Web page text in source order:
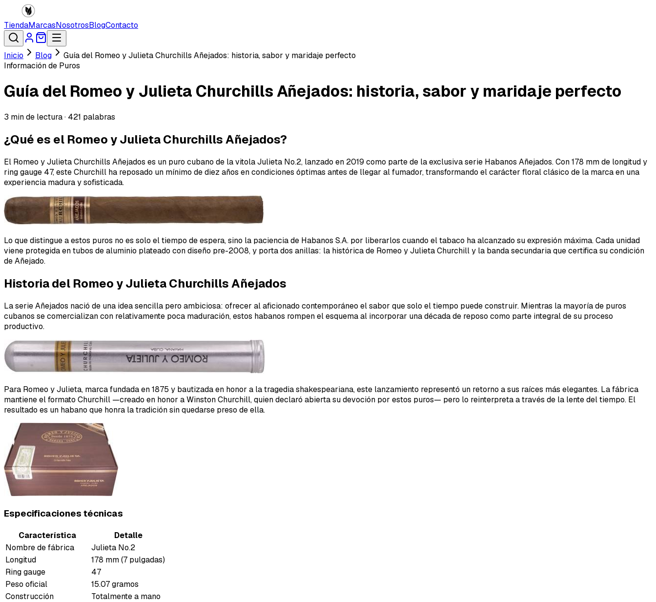
TiendaMarcasNosotrosBlogContacto
Inicio Blog
Guía del Romeo y Julieta Churchills Añejados: historia, sabor y maridaje perfecto
Información de Puros
Guía del Romeo y Julieta Churchills Añejados: historia, sabor y maridaje perfecto
3 min de lectura · 421 palabras
¿Qué es el Romeo y Julieta Churchills Añejados?
El Romeo y Julieta Churchills Añejados es un puro cubano de la vitola Julieta No.2, lanzado en 2019 como parte de la exclusiva serie Habanos Añejados. Con 178 mm de longitud y
ring gauge 47, este Churchill ha reposado un mínimo de diez años en condiciones óptimas antes de llegar al fumador, transformando el carácter floral clásico de la marca en una
experiencia madura y sofisticada.
Lo que distingue a estos puros no es solo el tiempo de espera, sino la paciencia de Habanos S.A. por liberarlos cuando el tabaco ha alcanzado su expresión máxima. Cada unidad
viene protegida en tubos de aluminio plateado con diseño pre-2008, y porta dos anillas: la histórica de Romeo y Julieta Churchill y la banda secundaria que certifica su condición
de Añejado.
Historia del Romeo y Julieta Churchills Añejados
La serie Añejados nació de una idea sencilla pero ambiciosa: ofrecer al aficionado contemporáneo el sabor que solo el tiempo puede construir. Mientras la mayoría de puros
cubanos se comercializan con relativamente poca maduración, estos habanos rompen el esquema al incorporar una década de reposo como parte integral de su proceso
productivo.
Para Romeo y Julieta, marca fundada en 1875 y bautizada en honor a la tragedia shakespeariana, este lanzamiento representó un retorno a sus raíces más elegantes. La fábrica
mantiene el formato Churchill —creado en honor a Winston Churchill, quien declaró abierta su devoción por estos puros— pero lo reinterpreta a través de la lente del tiempo. El
resultado es un habano que honra la tradición sin quedarse preso de ella.
Especificaciones técnicas
Característica
Detalle
Nombre de fábrica
Julieta No.2
Longitud
178 mm (7 pulgadas)
Ring gauge
47
Peso oficial
15.07 gramos
Construcción
Totalmente a mano